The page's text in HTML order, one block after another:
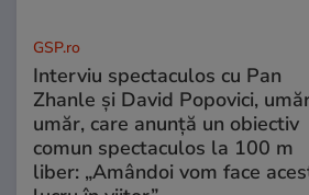
GSP.ro
Interviu spectaculos cu Pan
Zhanle și David Popovici,
umăr, care anunță un obiectiv
comun spectaculos la 100 m
liber: „Amândoi vom face